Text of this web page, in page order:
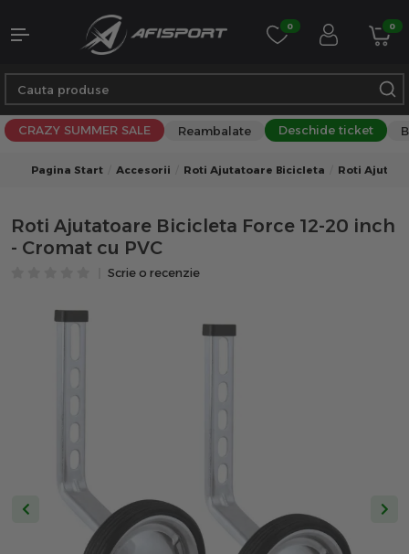
0 0
CRAZY SUMMER SALE Reambalate Deschide ticket
Pagina Start Accesorii Roti Ajutatoare Bicicleta Roti
Roti Ajutatoare Bicicleta Force 12-20 inch
- Cromat cu PVC
Scrie o recenzie